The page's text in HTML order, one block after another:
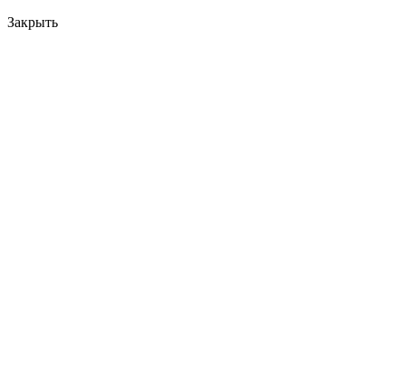
Закрыть